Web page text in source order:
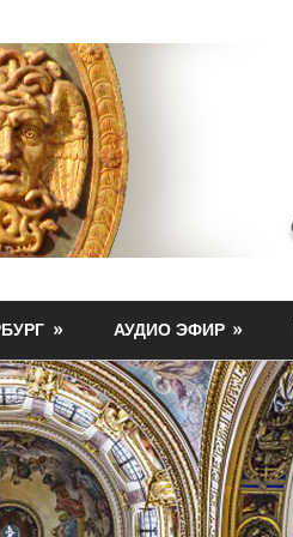
АУДИО ЭФИР